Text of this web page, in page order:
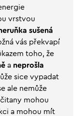
vrstvou
sušená
vás překvapí
toho, že
a neprošla
sice vypadat
ale nemůže
mohou
a mohou mít